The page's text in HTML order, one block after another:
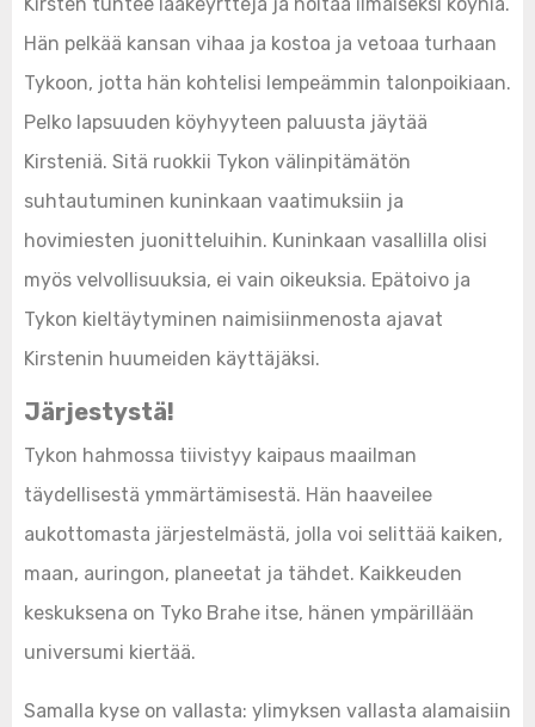
Hän pelkää kansan vihaa ja kostoa ja vetoaa turhaan
Tykoon, jotta hän kohtelisi lempeämmin talonpoikiaan.
Pelko lapsuuden köyhyyteen paluusta jäytää
Kirsteniä. Sitä ruokkii Tykon välinpitämätön
suhtautuminen kuninkaan vaatimuksiin ja
hovimiesten juonitteluihin. Kuninkaan vasallilla olisi
myös velvollisuuksia, ei vain oikeuksia. Epätoivo ja
Tykon kieltäytyminen naimisiinmenosta ajavat
Kirstenin huumeiden käyttäjäksi.
Järjestystä!
Tykon hahmossa tiivistyy kaipaus maailman
täydellisestä ymmärtämisestä. Hän haaveilee
aukottomasta järjestelmästä, jolla voi selittää kaiken,
maan, auringon, planeetat ja tähdet. Kaikkeuden
keskuksena on Tyko Brahe itse, hänen ympärillään
universumi kiertää.
Samalla kyse on vallasta: ylimyksen vallasta alamaisiin